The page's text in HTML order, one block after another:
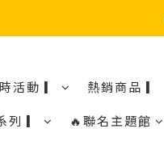
活動 ▎ 熱銷商品 ▎
列 ▎
🔥聯名主題館